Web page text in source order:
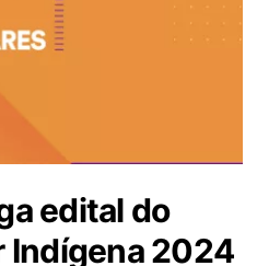
edital do
Indígena 2024